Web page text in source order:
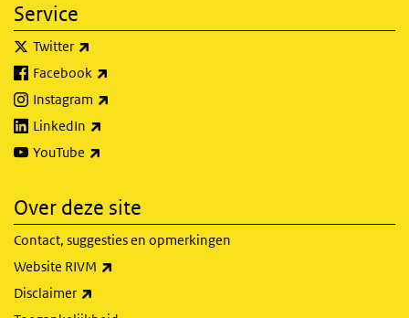
Service
Twitter
Facebook
Instagram
LinkedIn
YouTube
Over deze site
Contact, suggesties en opmerkingen
Website RIVM
Disclaimer